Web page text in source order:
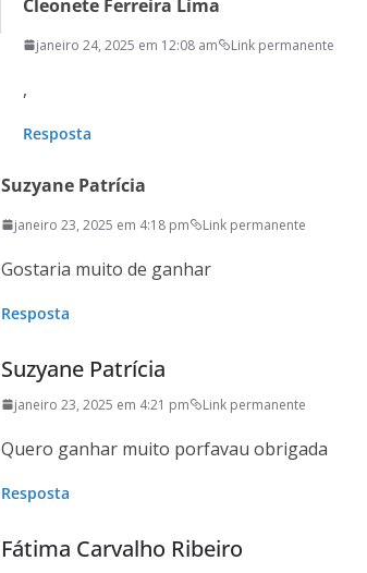
Cleonete Ferreira Lima
janeiro 24, 2025 em 12:08 am Link permanente
,
Resposta
Suzyane Patrícia
janeiro 23, 2025 em 4:18 pm Link permanente
Gostaria muito de ganhar
Resposta
Suzyane Patrícia
janeiro 23, 2025 em 4:21 pm Link permanente
Quero ganhar muito porfavau obrigada
Resposta
Fátima Carvalho Ribeiro